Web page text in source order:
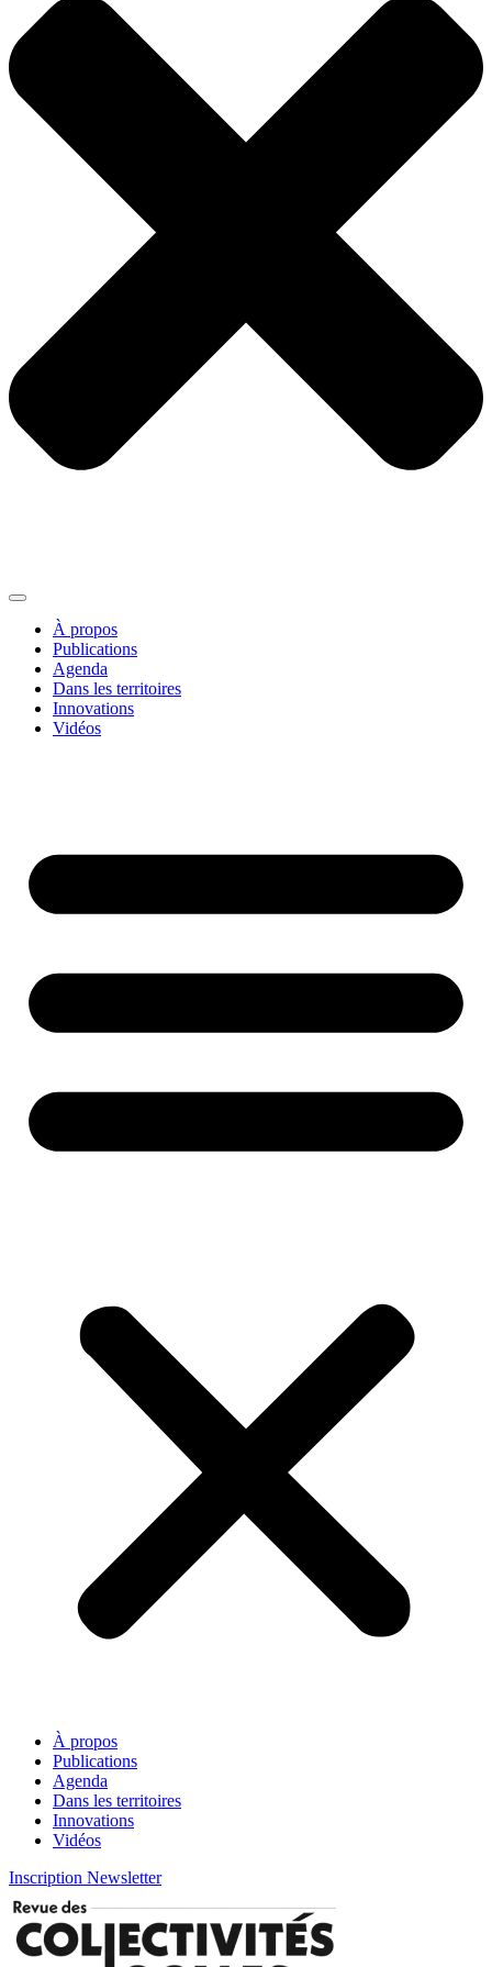
À propos
Publications
Agenda
Dans les territoires
Innovations
Vidéos
À propos
Publications
Agenda
Dans les territoires
Innovations
Vidéos
Inscription Newsletter